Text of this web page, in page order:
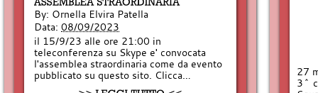
By: Ornella Elvira Patella
Data: 08/09/2023
il 15/9/23 alle ore 21:00 in
teleconferenza su Skype e' convocata
l'assemblea straordinaria come da evento
pubblicato su questo sito. Clicca…
27
3^